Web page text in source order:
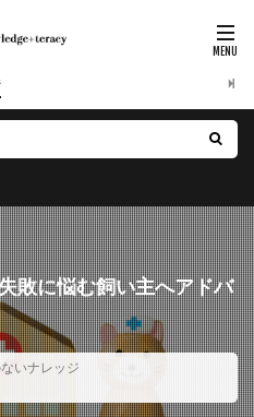
敗に悩む飼い主へアドバ
いナレッジ